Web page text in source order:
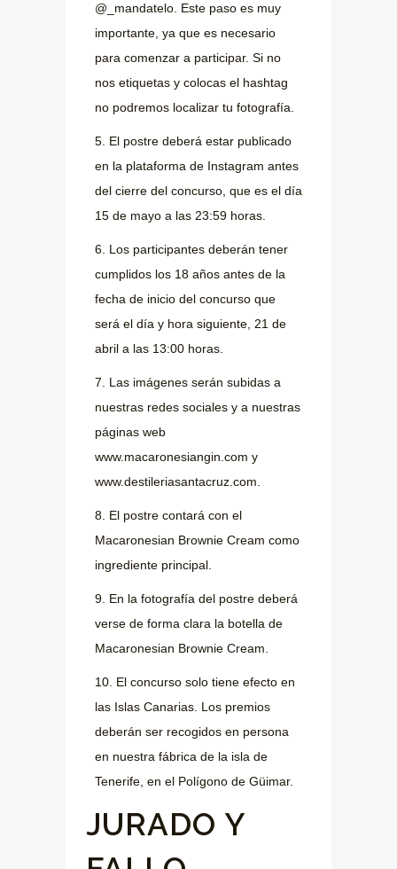
@_mandatelo. Este paso es muy
importante, ya que es necesario
para comenzar a participar. Si no
nos etiquetas y colocas el hashtag
no podremos localizar tu fotografía.
5. El postre deberá estar publicado
en la plataforma de Instagram antes
del cierre del concurso, que es el día
15 de mayo a las 23:59 horas.
6. Los participantes deberán tener
cumplidos los 18 años antes de la
fecha de inicio del concurso que
será el día y hora siguiente, 21 de
abril a las 13:00 horas.
7. Las imágenes serán subidas a
nuestras redes sociales y a nuestras
páginas web
www.macaronesiangin.com y
www.destileriasantacruz.com.
8. El postre contará con el
Macaronesian Brownie Cream como
ingrediente principal.
9. En la fotografía del postre deberá
verse de forma clara la botella de
Macaronesian Brownie Cream.
10. El concurso solo tiene efecto en
las Islas Canarias. Los premios
deberán ser recogidos en persona
en nuestra fábrica de la isla de
Tenerife, en el Polígono de Güimar.
JURADO Y